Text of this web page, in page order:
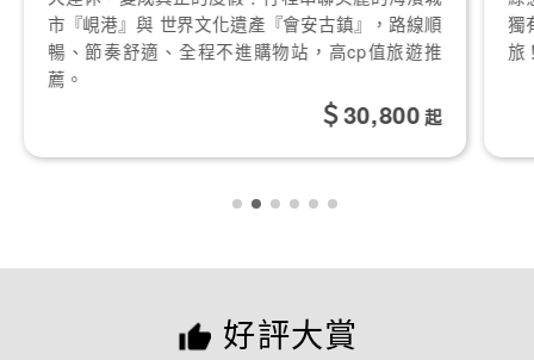
路線順
旅遊推
獨有的魅力，邀您踏上心靈與自然共舞的草原之
旅！
96,900
好評大賞